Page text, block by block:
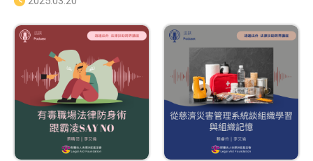
日
期
期
：